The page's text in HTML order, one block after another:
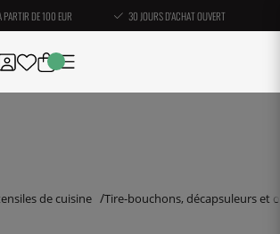
PARTIR DE 100 EUR 30 JOURS D'ACHAT OUVERT
de cuisine Tire-bouchons, décapsuleurs et